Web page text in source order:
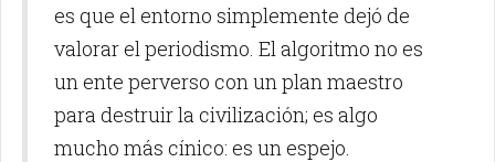
es que el entorno simplemente dejó de
valorar el periodismo. El algoritmo no es
un ente perverso con un plan maestro
para destruir la civilización; es algo
mucho más cínico: es un espejo.